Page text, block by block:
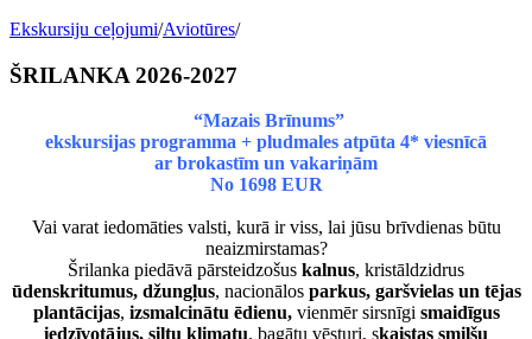
Ekskursiju ceļojumi/Aviotūres/
ŠRILANKA 2026-2027
“Mazais Brīnums”
ekskursijas programma + pludmales atpūta 4* viesnīcā
ar brokastīm un vakariņām
No 1698 EUR
Vai varat iedomāties valsti, kurā ir viss, lai jūsu brīvdienas būtu
neaizmirstamas?
Šrilanka piedāvā pārsteidzošus kalnus, kristāldzidrus
ūdenskritumus, džungļus, nacionālos parkus, garšvielas un tējas
plantācijas, izsmalcinātu ēdienu,vienmēr sirsnīgi smaidīgus
iedzīvotājus, siltu klimatu, bagātu vēsturi, skaistas smilšu